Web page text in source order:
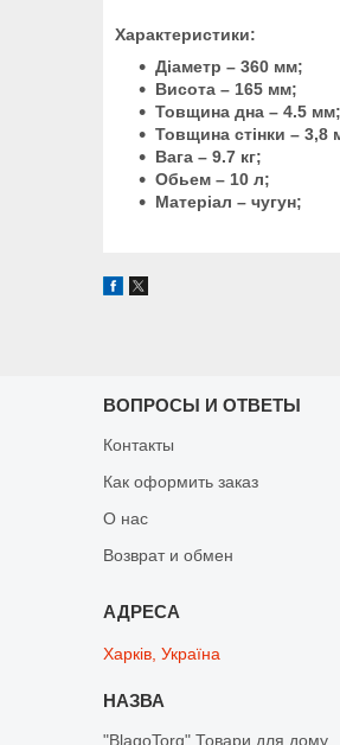
Характеристики:
Діаметр – 360 мм;
Висота – 165 мм;
Товщина дна – 4.5 мм;
Товщина стінки – 3,8
Вага – 9.7 кг;
Обьем – 10 л;
Матеріал – чугун;
ВОПРОСЫ И ОТВЕТЫ
Контакты
Как оформить заказ
О нас
Возврат и обмен
Харків, Україна
"BlagoTorg" Товари для дому